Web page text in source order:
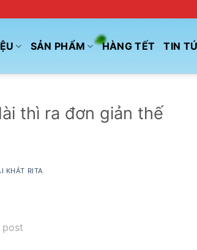
SẢN PHẨM HÀNG TẾT TIN
thì ra đơn giản thế
KHÁT RITA
post